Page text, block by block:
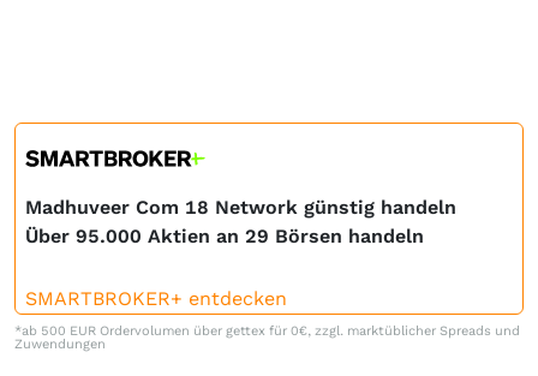
Madhuveer Com 18 Network günstig handeln
Über 95.000 Aktien an 29 Börsen handeln
SMARTBROKER+ entdecken
*ab 500 EUR Ordervolumen über gettex für 0€, zzgl. marktüblicher Spreads und
Zuwendungen